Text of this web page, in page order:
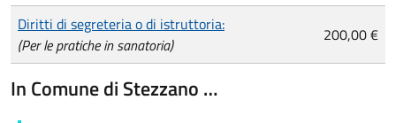
Diritti di segreteria o di istruttoria:
(Per le pratiche in sanatoria)
200,00 €
In Comune di Stezzano …